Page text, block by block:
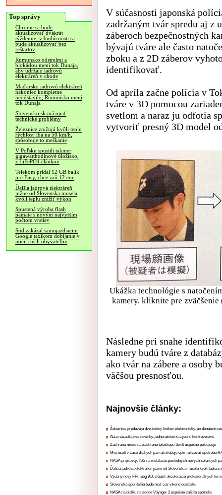
Top správy
Chrome sa bude
aktualizovať dvakrát
týždenne, v budúcnosti sa
bude aktualizovať bez
reštartov
Rumunsko odstrelmi a
blokádou mení tok Dunaja,
aby udržalo jadrovú
elektráreň v chode
Maďarsko jadrovú elektráreň
nakoniec kompletne
neodstavilo, Rumunsko mení
tok Dunaja
Slovensko.sk má opäť
technické problémy
Železnice znižujú kvôli teplu
rýchlosť iba na 50 km/h,
spôsobuje to meškanie
V Poľsku spustili takmer
gigawatthodinové úložisko,
z LiFePO4 článkov
Telekom pridal 12 GB balík
pre Easy, chce zaň 12 eur
Ďalšia jadrová elektráreň
južne od Slovenska musela
kvôli teplu znížiť výkon
Spustená výroba flash
pamäte s novým najvyšším
počtom vrstiev
Súd zakázal samojazdiacim
Google taxíkom dobíjanie v
noci, rušili obyvateľov
V súčasnosti japonská
zadržaným tvár spredu aj z
záberoch bezpečnostných
bývajú tváre ale často
zboku a z 2D záberov
identifikovať.
Od apríla začne polícia v
tváre v 3D pomocou
svetlom a naraz ju odfotia
vytvoriť presný 3D model
Ukážka technológie s
kamery, kliknite pre
Následne pri snahe
kamery budú tváre z
ako tvár na zábere a osoby
väčšou presnosťou.
Najnovšie články:
Železnice predávajú dve tretiny lístkov elektronicky, po donútení
Alza nasadila dve novinky, jednu užitočnú a jednu kontroverznú
Záchrana misie na záchranu teleskopu Swift úspešne pokračuje
Microsoft v čase drahých pamätí sľubuje optimalizovať spotrebu
NASA pripravuje ISS na inštaláciu posledných nových solárnych
Ďalšia jadrová elektráreň južne od Slovenska musela kvôli teplu
Vydaný nový FFmpeg 9.0, zlepšil akceleráciu profesionálnych
Slovenská sporiteľňa bude mať cez víkend odstávku
NASA na diaľku na sonde Voyager 2 úspešne znížila spotrebu